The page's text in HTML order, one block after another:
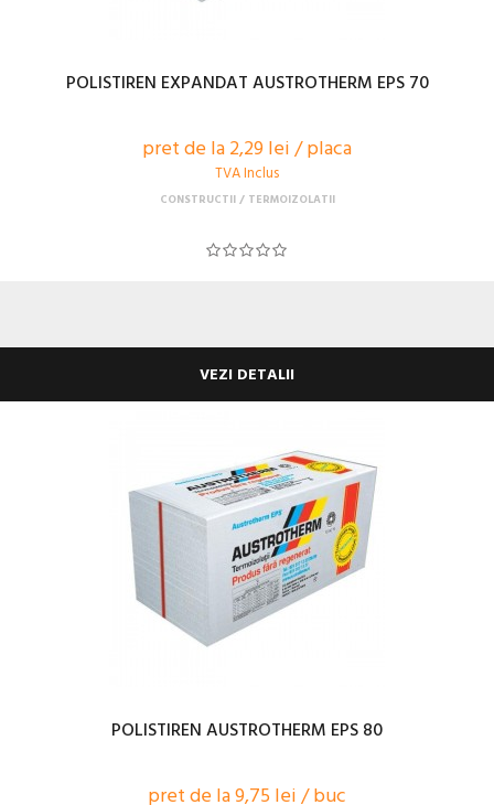
POLISTIREN EXPANDAT AUSTROTHERM EPS 70
pret de la 2,29 lei / placa
TVA Inclus
CONSTRUCTII TERMOIZOLATII
VEZI DETALII
POLISTIREN AUSTROTHERM EPS 80
pret de la 9,75 lei / buc